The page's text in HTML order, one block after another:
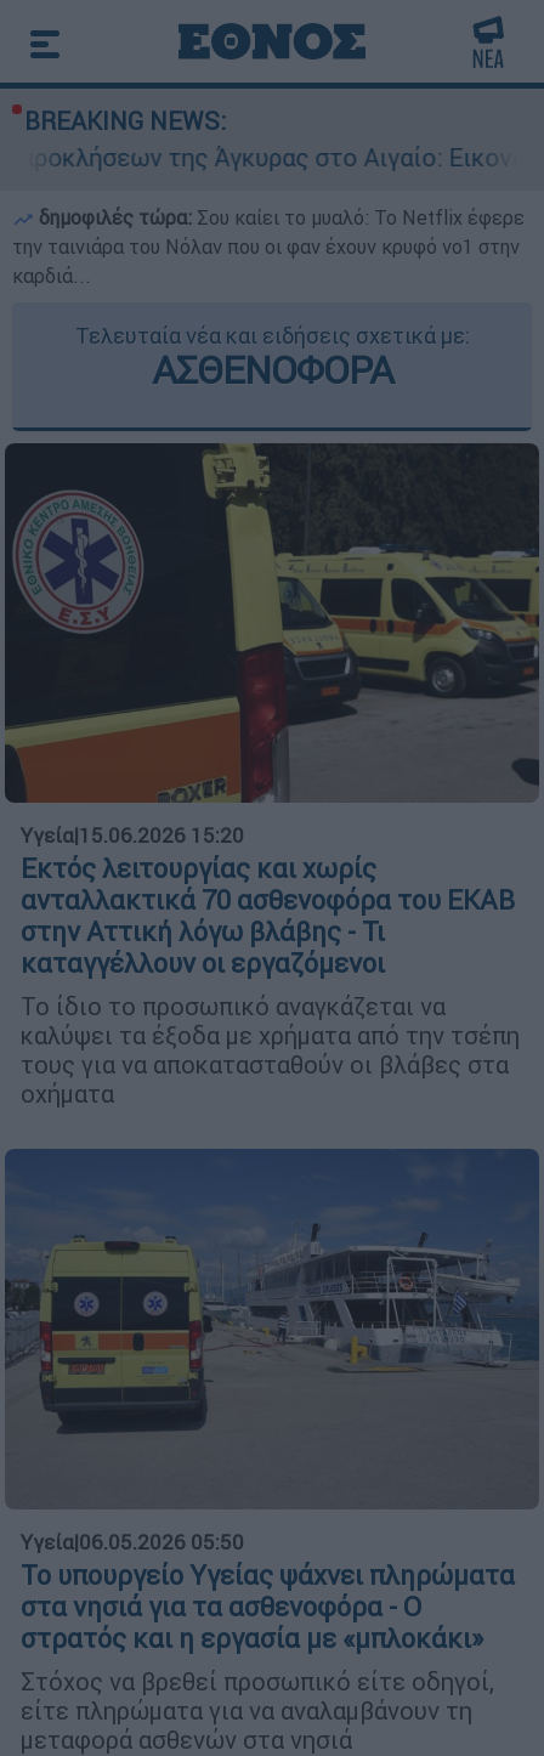
BREAKING NEWS:
Άγκυρας στο Αιγαίο: Εικονική αερομαχία
δημοφιλές τώρα: Σου καίει το μυαλό: Το Netflix έφερε
την ταινιάρα του Νόλαν που οι φαν έχουν κρυφό νο1 στην
καρδιά...
Τελευταία νέα και ειδήσεις σχετικά με:
ΑΣΘΕΝΟΦΟΡΑ
Υγεία|15.06.2026 15:20
Εκτός λειτουργίας και χωρίς
ανταλλακτικά 70 ασθενοφόρα του ΕΚΑΒ
στην Αττική λόγω βλάβης - Τι
καταγγέλλουν οι εργαζόμενοι
Το ίδιο το προσωπικό αναγκάζεται να
καλύψει τα έξοδα με χρήματα από την τσέπη
τους για να αποκατασταθούν οι βλάβες στα
οχήματα
Υγεία|06.05.2026 05:50
Το υπουργείο Υγείας ψάχνει πληρώματα
στα νησιά για τα ασθενοφόρα - Ο
στρατός και η εργασία με «μπλοκάκι»
Στόχος να βρεθεί προσωπικό είτε οδηγοί,
είτε πληρώματα για να αναλαμβάνουν τη
μεταφορά ασθενών στα νησιά